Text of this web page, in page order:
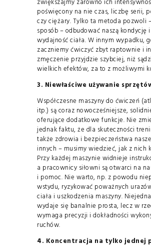
poświęcony na nie czas, liczbę serii,
czy ciężary. Tylko ta metoda pozwoli
sposób – odbudować naszą kondycję
wydajność ciała. W innym wypadku,
zaczniemy ćwiczyć zbyt raptownie i
zmęczenie przyjdzie szybciej, niż
wielkich efektów, za to z możliwymi
3. Niewłaściwe używanie
Współczesne maszyny do ćwiczeń
itp.) są coraz nowocześniejsze,
oferujące dodatkowe funkcje. Nie
jednak faktu, że dla skuteczności
także zdrowia i bezpieczeństwa
innych – musimy wiedzieć, jak z nich
Przy każdej maszynie widnieje
a pracownicy siłowni są otwarci na
i pomoc. Nie warto, np. z powodu
wstydu, ryzykować poważnych
ciała i uszkodzenia maszyny.
wydaje się banalnie prosta, lecz w
wymaga precyzji i dokładności
ruchów.
4. Koncentracja na tylko jednej